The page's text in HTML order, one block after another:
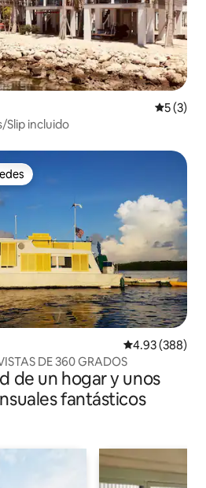
5 (3)
Slip incluido
entre huéspedes
Calificación
4.93 (388)
DE 360 GRADOS
de un hogar y unos
fantásticos